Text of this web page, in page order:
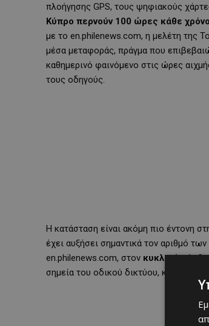
πλοήγησης GPS, τους ψηφιακούς
Κύπρο περνούν 100 ώρες κάθε
με το en.philenews.com, η μελέτη της
μέσα μεταφοράς, πράγμα που
καθημερινό φαινόμενο στις ώρες
τους οδηγούς.
Η κατάσταση είναι ακόμη πιο έντονη
έχει αυξήσει σημαντικά τον αριθμό
en.philenews.com, στον κυκλικό
σημεία του οδικού δικτύου,